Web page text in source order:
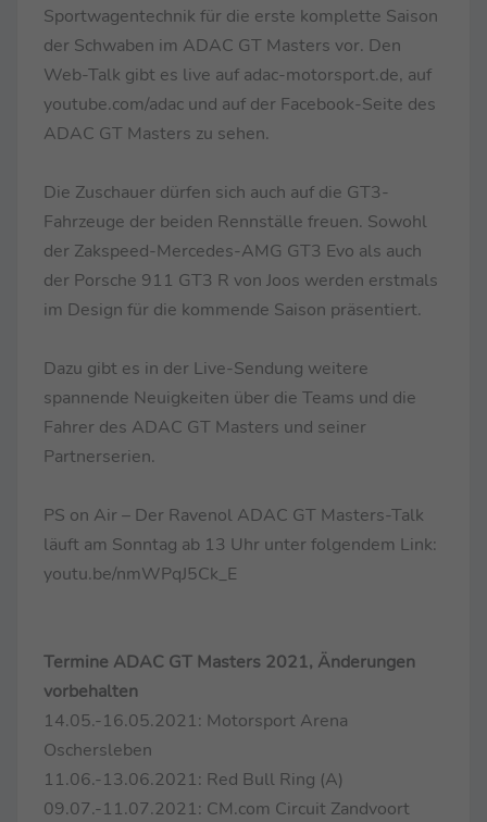
Sportwagentechnik für die erste komplette Saison
der Schwaben im ADAC GT Masters vor. Den
Web-Talk gibt es live auf adac-motorsport.de, auf
youtube.com/adac und auf der Facebook-Seite des
ADAC GT Masters zu sehen.
Die Zuschauer dürfen sich auch auf die GT3-
Fahrzeuge der beiden Rennställe freuen. Sowohl
der Zakspeed-Mercedes-AMG GT3 Evo als auch
der Porsche 911 GT3 R von Joos werden erstmals
im Design für die kommende Saison präsentiert.
Dazu gibt es in der Live-Sendung weitere
spannende Neuigkeiten über die Teams und die
Fahrer des ADAC GT Masters und seiner
Partnerserien.
PS on Air – Der Ravenol ADAC GT Masters-Talk
läuft am Sonntag ab 13 Uhr unter folgendem Link:
youtu.be/nmWPqJ5Ck_E
Termine ADAC GT Masters 2021, Änderungen
vorbehalten
14.05.-16.05.2021: Motorsport Arena
Oschersleben
11.06.-13.06.2021: Red Bull Ring (A)
09.07.-11.07.2021: CM.com Circuit Zandvoort